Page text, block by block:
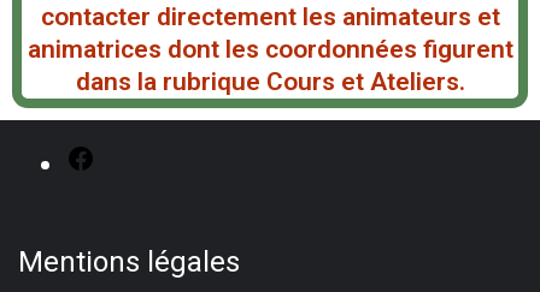
contacter directement les animateurs et
animatrices dont les coordonnées figurent
dans la rubrique Cours et Ateliers.
Mentions légales